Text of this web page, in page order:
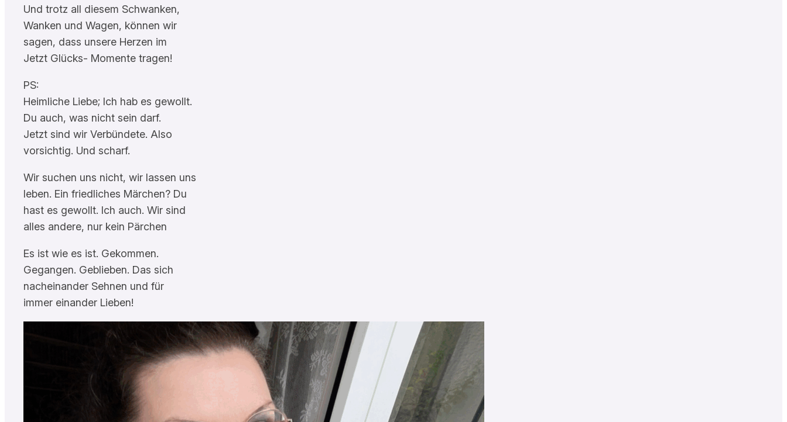
Und trotz all diesem Schwanken,
Wanken und Wagen, können wir
sagen, dass unsere Herzen im
Jetzt Glücks- Momente tragen!
PS:
Heimliche Liebe; Ich hab es gewollt.
Du auch, was nicht sein darf.
Jetzt sind wir Verbündete. Also
vorsichtig. Und scharf.
Wir suchen uns nicht, wir lassen uns
leben. Ein friedliches Märchen? Du
hast es gewollt. Ich auch. Wir sind
alles andere, nur kein Pärchen
Es ist wie es ist. Gekommen.
Gegangen. Geblieben. Das sich
nacheinander Sehnen und für
immer einander Lieben!